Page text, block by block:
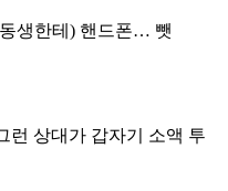
생한테) 핸드폰… 뺏
런 상대가 갑자기 소액 투